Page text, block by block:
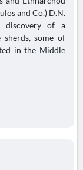
and Co.) D.N.
discovery of a
sherds, some of
in the Middle